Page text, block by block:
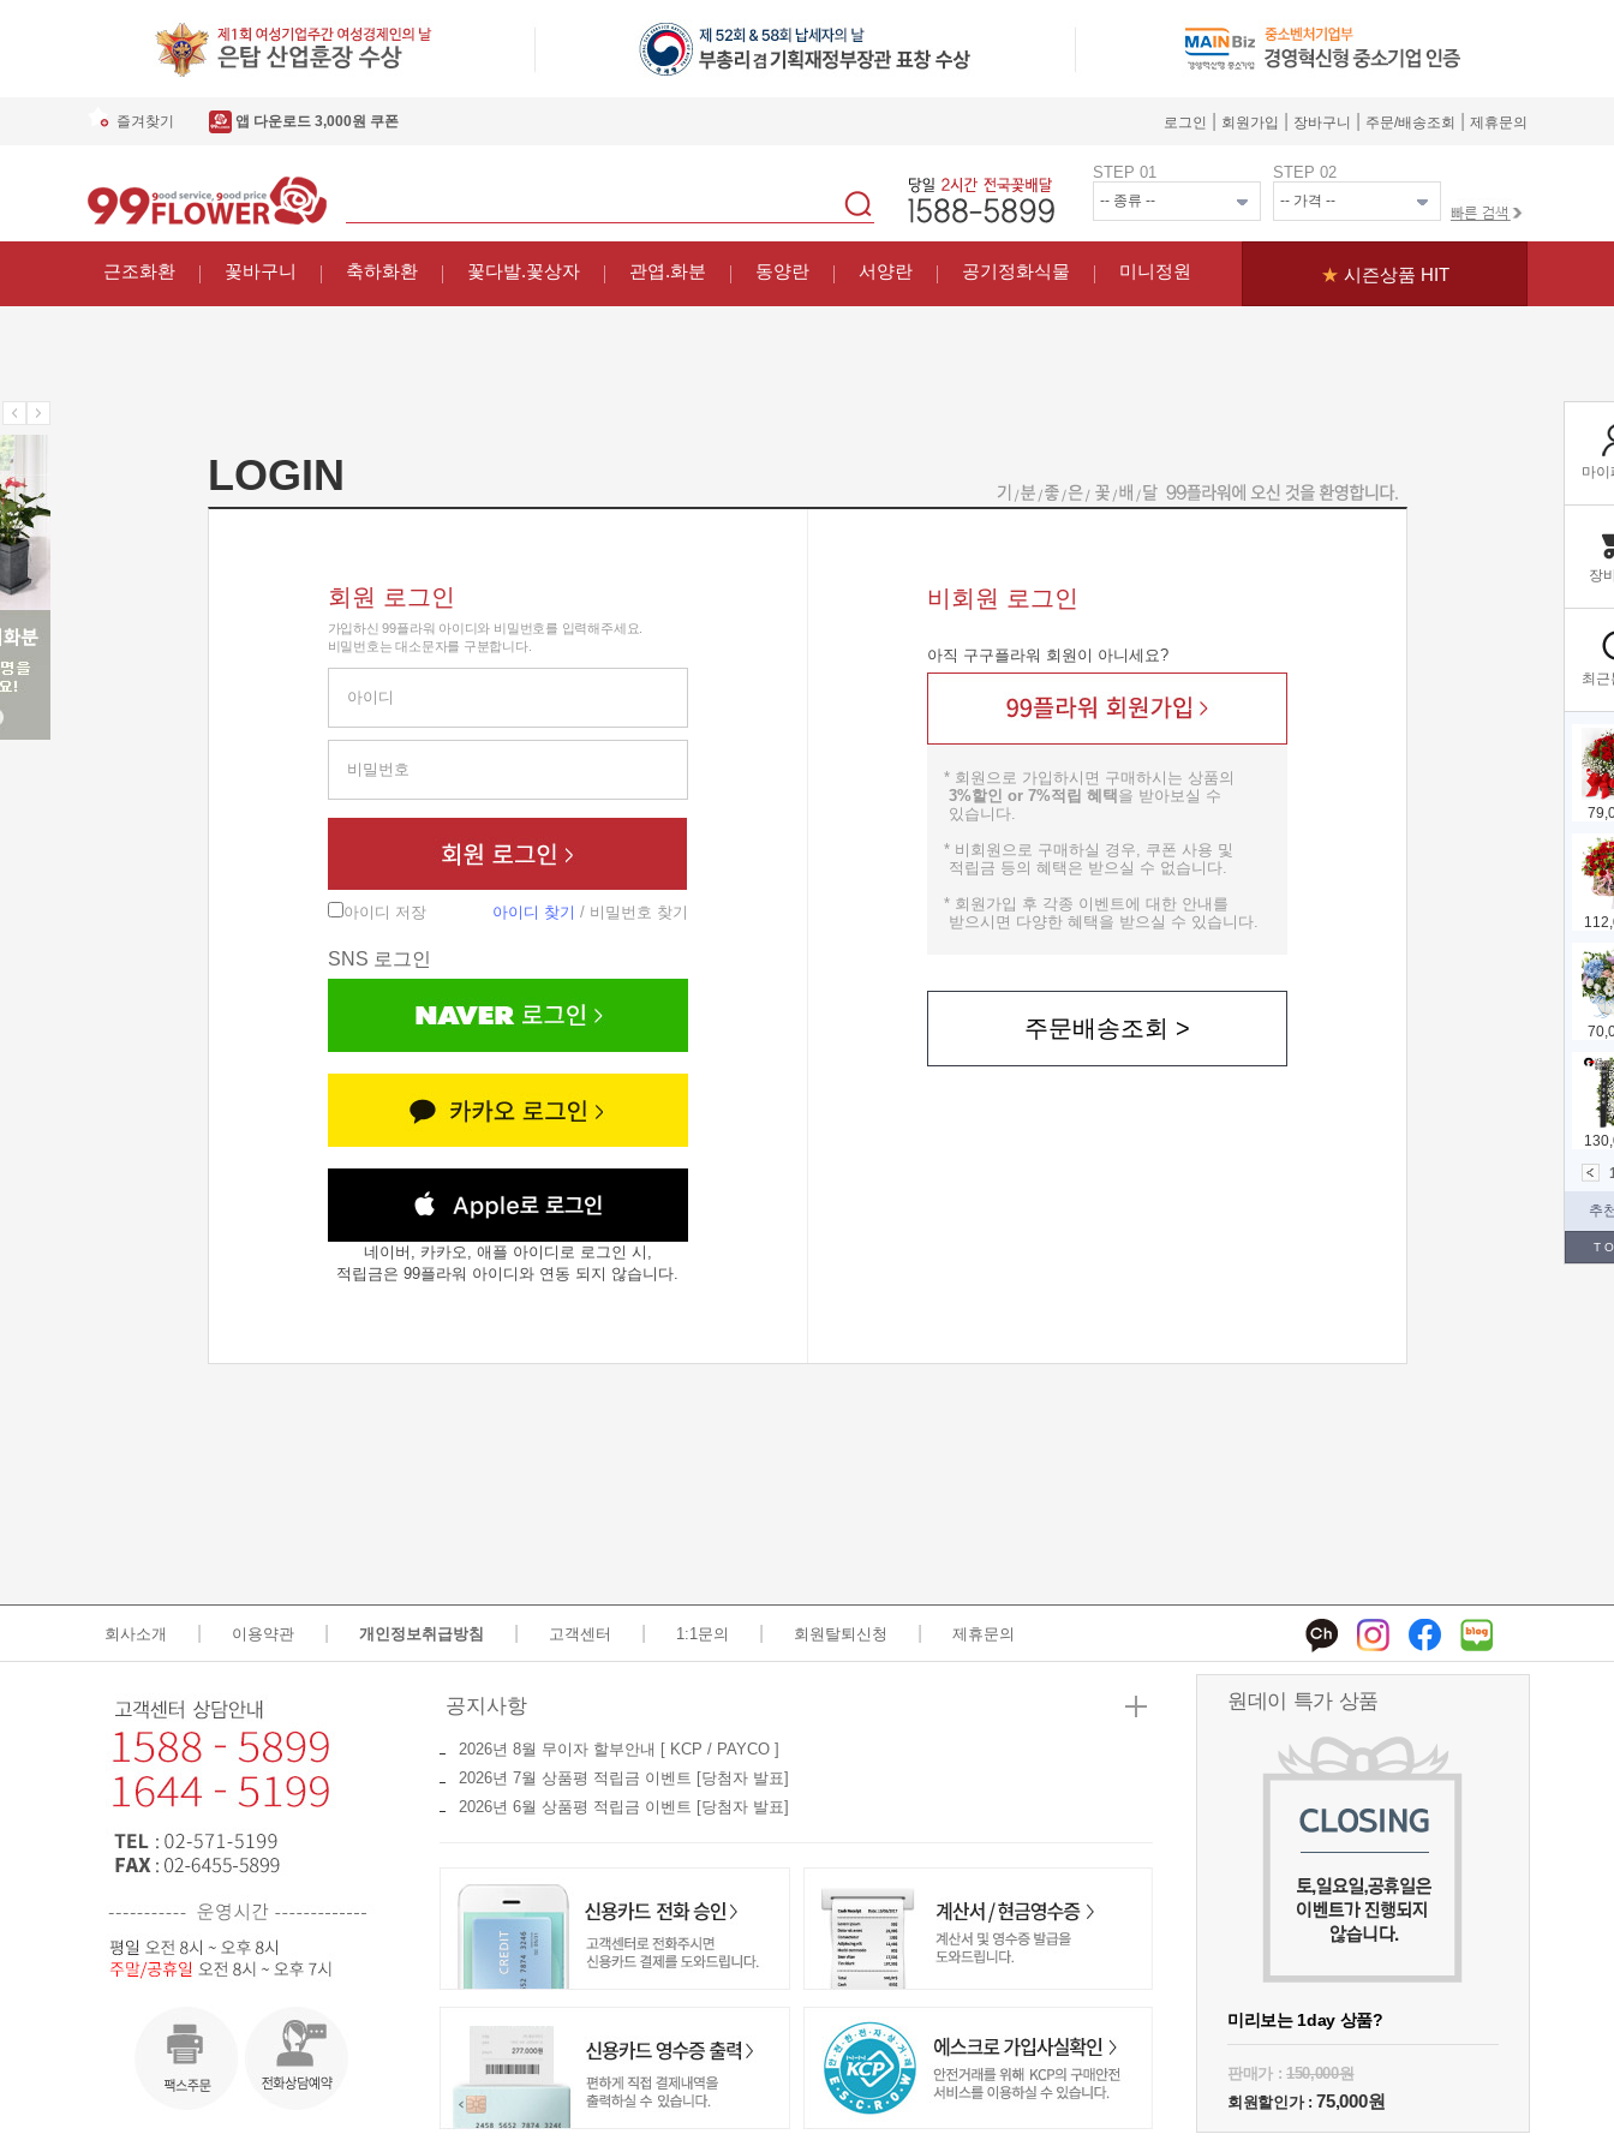
즐겨찾기 앱 다운로드 3,000원 쿠폰 로그인 회원가입 장바구니 주문/배송조회 제휴문의
STEP 01 STEP 02
근조화환 꽃바구니 축하화환 꽃다발.꽃상자 관엽.화분 동양란 서양란 공기정화식물 미니정원 ★ 시즌상품 HIT
LOGIN
회원 로그인
가입하신 99플라워 아이디와 비밀번호를 입력해주세요.
비밀번호는 대소문자를 구분합니다.
아이디 저장 아이디 찾기 / 비밀번호 찾기
SNS 로그인
네이버, 카카오, 애플 아이디로 로그인 시,
적립금은 99플라워 아이디와 연동 되지 않습니다.
비회원 로그인
아직 구구플라워 회원이 아니세요?
* 회원으로 가입하시면 구매하시는 상품의
3%할인 or 7%적립 혜택 을 받아보실 수
있습니다.
* 비회원으로 구매하실 경우, 쿠폰 사용 및
적립금 등의 혜택은 받으실 수 없습니다.
* 회원가입 후 각종 이벤트에 대한 안내를
받으시면 다양한 혜택을 받으실 수 있습니다.
주문배송조회 >
회사소개 이용약관 개인정보취급방침 고객센터 1:1문의 회원탈퇴신청 제휴문의
공지사항
2026년 8월 무이자 할부안내 [ KCP / PAYCO ]
2026년 7월 상품평 적립금 이벤트 [당첨자 발표]
2026년 6월 상품평 적립금 이벤트 [당첨자 발표]
원데이 특가 상품
미리보는 1day 상품?
판매가 :150,000원
회원할인가 :75,000원